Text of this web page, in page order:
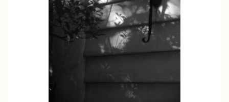
クリエイティブスタイル スタンダードモード